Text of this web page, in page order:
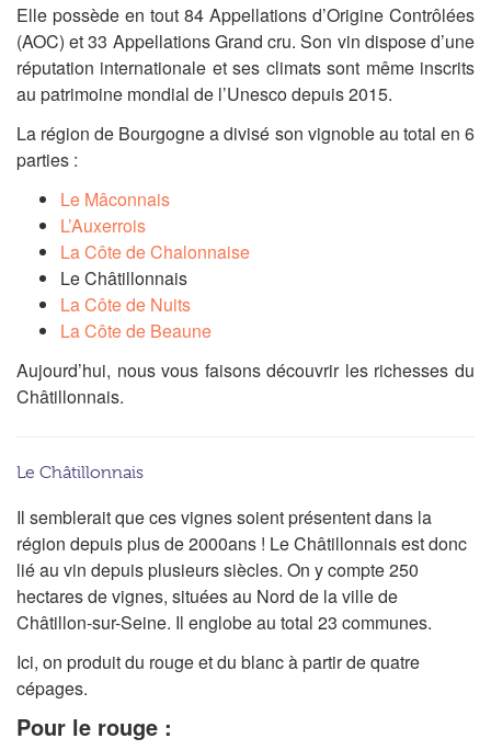
Elle possède en tout 84 Appellations d’Origine Contrôlées
(AOC) et 33 Appellations Grand cru. Son vin dispose d’une
réputation internationale et ses climats sont même inscrits
au patrimoine mondial de l’Unesco depuis 2015.
La région de Bourgogne a divisé son vignoble au total en 6
parties :
Le Mâconnais
L’Auxerrois
La Côte de Chalonnaise
Le Châtillonnais
La Côte de Nuits
La Côte de Beaune
Aujourd’hui, nous vous faisons découvrir les richesses du
Châtillonnais.
Le Châtillonnais
Il semblerait que ces vignes soient présentent dans la
région depuis plus de 2000ans ! Le Châtillonnais est donc
lié au vin depuis plusieurs siècles. On y compte 250
hectares de vignes, situées au Nord de la ville de
Châtillon-sur-Seine. Il englobe au total 23 communes.
Ici, on produit du rouge et du blanc à partir de quatre
cépages.
Pour le rouge :